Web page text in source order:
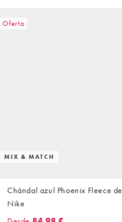
Oferta
MIX & MATCH
Chándal azul Phoenix Fleece de
Nike